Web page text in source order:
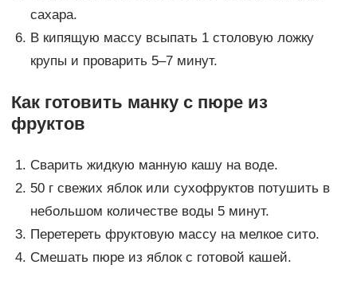
сахара.
В кипящую массу всыпать 1 столовую ложку
крупы и проварить 5–7 минут.
Как готовить манку с пюре из
фруктов
Сварить жидкую манную кашу на воде.
50 г свежих яблок или сухофруктов потушить в
небольшом количестве воды 5 минут.
Перетереть фруктовую массу на мелкое сито.
Смешать пюре из яблок с готовой кашей.